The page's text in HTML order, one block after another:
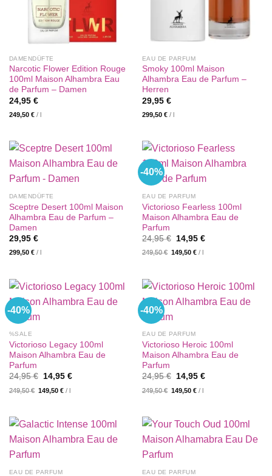
DAMENDÜFTE
Narcotic Flower Edition Rouge
100ml Maison Alhambra Eau
de Parfum – Damen
24,95 €
249,50 €/ l
EAU DE PARFUM
Smoky 100ml Maison
Alhambra Eau de Parfum –
Herren
29,95 €
299,50 €/ l
DAMENDÜFTE
Sceptre Desert 100ml Maison
Alhambra Eau de Parfum –
Damen
29,95 €
299,50 €/
-40%
EAU DE PARFUM
Victorioso Fearless 100ml
Maison Alhambra Eau de
Parfum
24,95€
Ursprünglicher
war:
14,95 €Aktueller
249,50€ 149,50€ /
-40%
%SALE
Victorioso Legacy 100ml
Maison Alhambra Eau de
Parfum
24,95€
Ursprünglicher
war:
14,95 €Aktueller
249,50€ 149,50€ /l
-40%
EAU DE PARFUM
Victorioso Heroic 100ml
Maison Alhambra Eau de
Parfum
24,95€
Ursprünglicher
war:
14,95 €Aktueller
249,50€ 149,50€ /l
EAU DE PARFUM EAU DE PARFUM